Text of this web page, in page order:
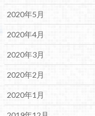
2020年5月
2020年4月
2020年3月
2020年2月
2020年1月